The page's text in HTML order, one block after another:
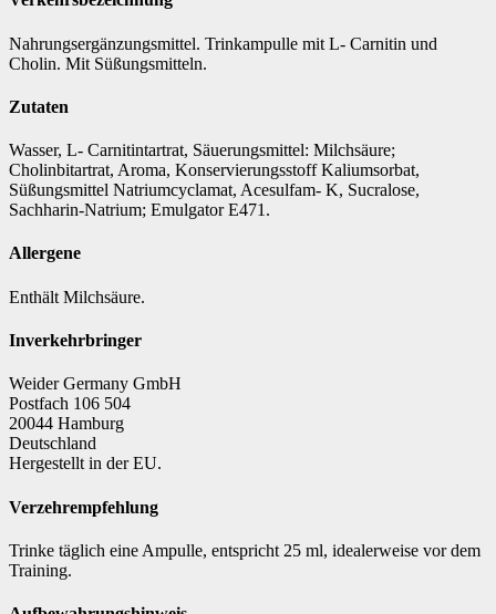
Nahrungsergänzungsmittel. Trinkampulle mit L- Carnitin und
Cholin. Mit Süßungsmitteln.
Zutaten
Wasser, L- Carnitintartrat, Säuerungsmittel: Milchsäure;
Cholinbitartrat, Aroma, Konservierungsstoff Kaliumsorbat,
Süßungsmittel Natriumcyclamat, Acesulfam- K, Sucralose,
Sachharin-Natrium; Emulgator E471.
Allergene
Enthält Milchsäure.
Inverkehrbringer
Weider Germany GmbH
Postfach 106 504
20044 Hamburg
Deutschland
Hergestellt in der EU.
Verzehrempfehlung
Trinke täglich eine Ampulle, entspricht 25 ml, idealerweise vor dem
Training.